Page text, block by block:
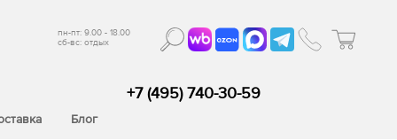
пн-пт: 9.00 - 18.00
сб-вс: отдых
Блог
+7 (495) 740-30-59